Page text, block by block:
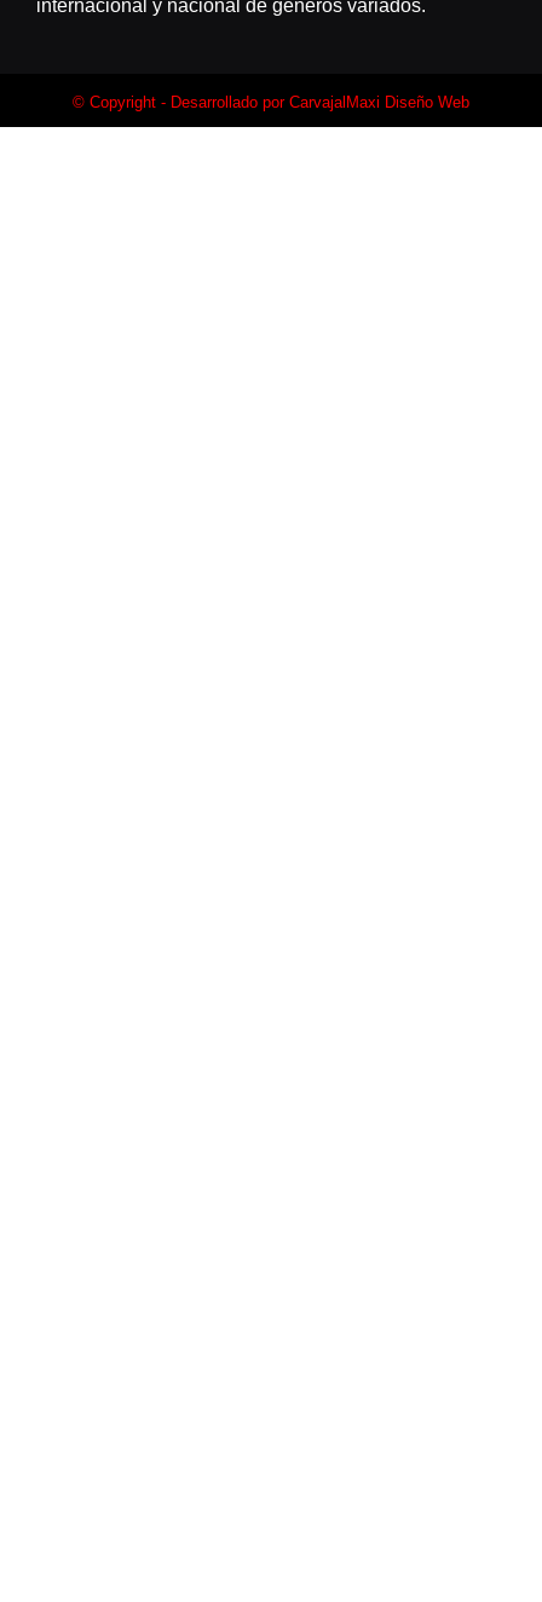
internacional y nacional de géneros variados.
© Copyright - Desarrollado por CarvajalMaxi Diseño Web